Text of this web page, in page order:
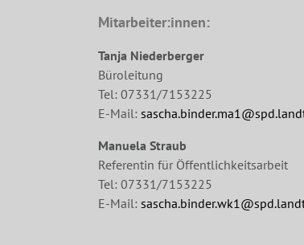
Mitarbeiter:innen:
Tanja Niederberger
Büroleitung
Tel: 07331/7153225
E-Mail:
Manuela Straub
Referentin für Öffentlichkeitsarbeit
Tel: 07331/7153225
E-Mail: